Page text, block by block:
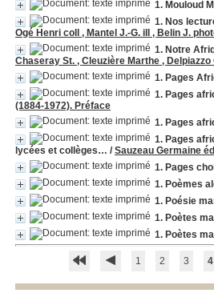
1. Mouloud
1. Nos
Ogé Henri coll , Mantel J.-G. ill , Belin J.
1. Notre
Chaseray St. , Cleuzière Marthe ,
1. Pages
1. Pages
(1884-1972). Préface
1. Pages
1. Pages
lycées et collèges… /Sauzeau Germaine
1. Pages
1. Poèmes
1. Poésie
1. Poètes
1. Poètes
1 2 3 4